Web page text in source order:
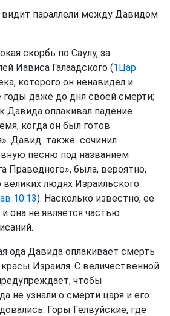
видит параллели между Давидом
скорбь по Саулу, за
Иависа Галаадского (1Цар
которого он ненавидел и
годы даже до дня своей смерти;
Давида оплакивал падение
когда он был готов
Давид также сочинил
песню под названием
Праведного», была, вероятно,
людях Израильского
10:13). Насколько известно, ее
она не является частью
ода Давида оплакивает смерть
Израиля. С величественной
чтобы
не узнали о смерти царя и его
Горы Гелвуйские, где